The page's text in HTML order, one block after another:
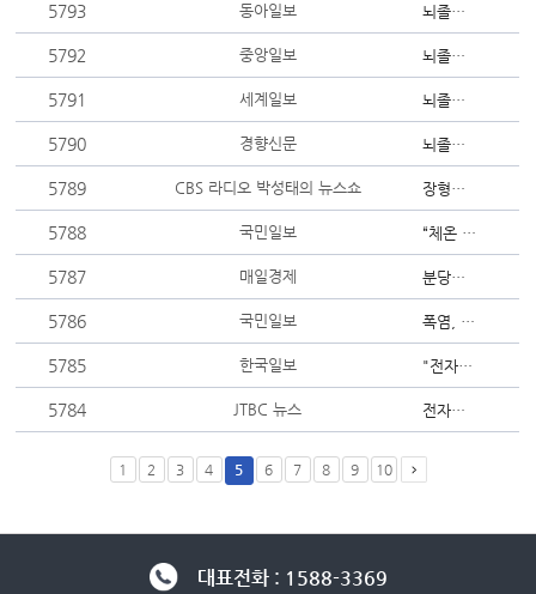
5793 동아일보 뇌졸중 13만명 분석…“3시간 골든타임 도착률, 10년째 제자리”
5792 중앙일보 뇌졸중 치료 좋아졌지만 ‘골든타임 도착’ 10년째 제자리
5791 세계일보 뇌졸중 골든타임 준수 10년째 제자리
5790 경향신문 뇌졸중 골든타임 내 병원 도착 10년째 제자리··· 이유는 ‘이것’ 안...
5789 CBS 라디오 박성태의 뉴스쇼 장형우 교수 "위고비 맞고 40kg 감량, 문제는 비용"
5788 국민일보 “체온 40도 안 넘어도, 피부 축축해도 열사병일 수 있어요”
5787 매일경제 분당서울대병원 정형외과 오주한 교수, 보건복지부장관 표창
5786 국민일보 폭염, '3고 환자' 노린다…탈수 방치하면 혈전·심근경색 위험
5785 한국일보 "전자담배로 바꿨으니 폐암 괜찮다?" 금연보다 발병 위험 1.5배 이상
5784 JTBC 뉴스 전자담배로 갈아타면 폐암 위험 '뚝'?… "완전 금연 아니면 무용지물"
1 2 3 4 5 6 7 8 9 10
대표전화 : 1588-3369